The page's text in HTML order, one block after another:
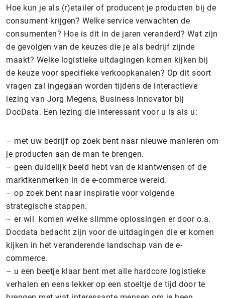
Hoe kun je als (r)etailer of producent je producten bij de
consument krijgen? Welke service verwachten de
consumenten? Hoe is dit in de jaren veranderd? Wat zijn
de gevolgen van de keuzes die je als bedrijf zijnde
maakt? Welke logistieke uitdagingen komen kijken bij
de keuze voor specifieke verkoopkanalen? Op dit soort
vragen zal ingegaan worden tijdens de interactieve
lezing van Jorg Megens, Business Innovator bij
DocData. Een lezing die interessant voor u is als u:
– met uw bedrijf op zoek bent naar nieuwe manieren om
je producten aan de man te brengen.
– geen duidelijk beeld hebt van de klantwensen of de
marktkenmerken in de e-commerce wereld.
– op zoek bent naar inspiratie voor volgende
strategische stappen.
– er wil komen welke slimme oplossingen er door o.a.
Docdata bedacht zijn voor de uitdagingen die er komen
kijken in het veranderende landschap van de e-
commerce.
– u een beetje klaar bent met alle hardcore logistieke
verhalen en eens lekker op een stoeltje de tijd door te